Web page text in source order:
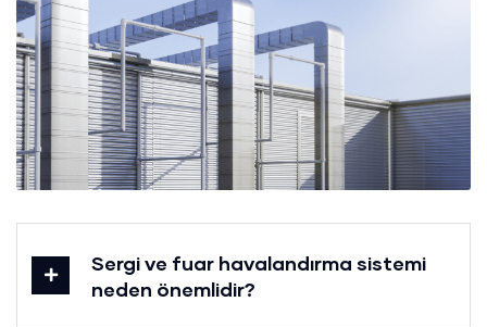
Sergi ve fuar havalandırma sistemi
neden önemlidir?